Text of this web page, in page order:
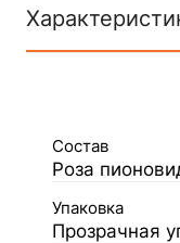
Состав
Роза
Упаковка
Прозрачная